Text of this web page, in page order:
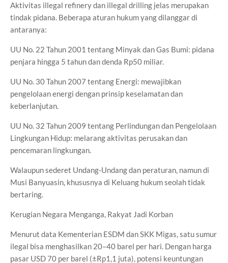
Aktivitas illegal refinery dan illegal drilling jelas merupakan
tindak pidana. Beberapa aturan hukum yang dilanggar di
antaranya:
UU No. 22 Tahun 2001 tentang Minyak dan Gas Bumi: pidana
penjara hingga 5 tahun dan denda Rp50 miliar.
UU No. 30 Tahun 2007 tentang Energi: mewajibkan
pengelolaan energi dengan prinsip keselamatan dan
keberlanjutan.
UU No. 32 Tahun 2009 tentang Perlindungan dan Pengelolaan
Lingkungan Hidup: melarang aktivitas perusakan dan
pencemaran lingkungan.
Walaupun sederet Undang-Undang dan peraturan, namun di
Musi Banyuasin, khususnya di Keluang hukum seolah tidak
bertaring.
Kerugian Negara Menganga, Rakyat Jadi Korban
Menurut data Kementerian ESDM dan SKK Migas, satu sumur
ilegal bisa menghasilkan 20–40 barel per hari. Dengan harga
pasar USD 70 per barel (±Rp1,1 juta), potensi keuntungan